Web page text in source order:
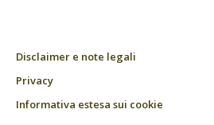
Disclaimer e note legali
Privacy
Informativa estesa sui cookie